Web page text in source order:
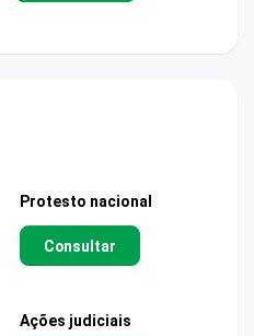
Protesto nacional
Consultar
Ações judiciais